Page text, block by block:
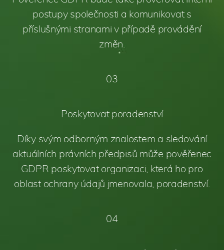
postupy společnosti a komunikovat s
příslušnými stranami v případě provádění
změn.
03
Poskytovat poradenství
Díky svým odborným znalostem a sledování
aktuálních právních předpisů může pověřenec
GDPR poskytovat organizaci, která ho pro
oblast ochrany údajů jmenovala, poradenství.
04